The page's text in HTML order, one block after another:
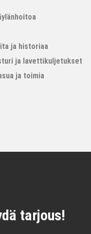
ja historiaa
ja lavettikuljetukset
ja toimia
tarjous!